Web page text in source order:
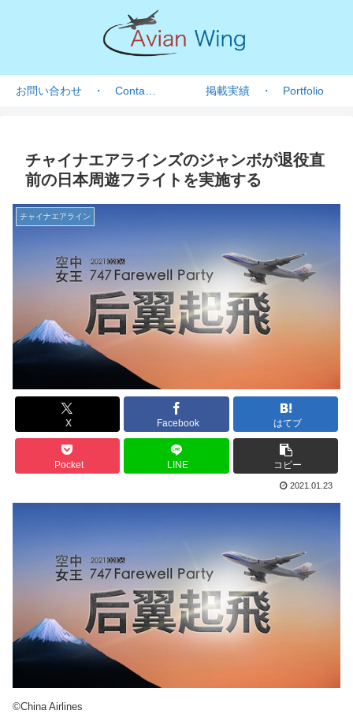
掲載実績 ・ Portfolio
チャイナエアラインズのジャンボが退役直
前の日本周遊フライトを実施する
チャイナエアライン
X Facebook はてブ
Pocket LINE コピー
2021.01.23
©China Airlines